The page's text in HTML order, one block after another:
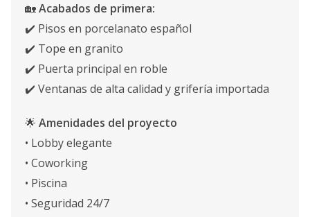
🏡Acabados de primera:
✔️ Pisos en porcelanato español
✔️ Tope en granito
✔️ Puerta principal en roble
✔️ Ventanas de alta calidad y grifería importada
🌟 Amenidades del proyecto
• Lobby elegante
• Coworking
• Piscina
• Seguridad 24/7